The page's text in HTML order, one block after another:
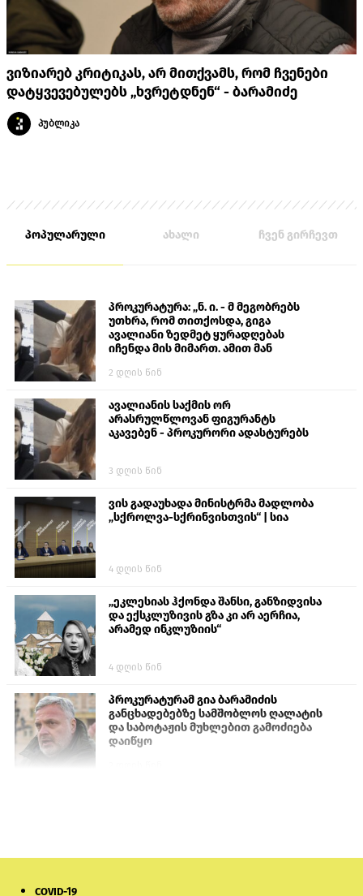
ვიზიარებ კრიტიკას, არ მითქვამს, რომ ჩვენები
დატყვევებულებს „ხვრეტდნენ“ - ბარამიძე
პუბლიკა
პოპულარული ახალი ჩვენ გირჩევთ
პროკურატურა: „ნ. ი. - მ მეგობრებს
უთხრა, რომ თითქოსდა, გიგა
ავალიანი ზედმეტ ყურადღებას
იჩენდა მის მიმართ. ამით მან
თავს დასხმოდა გიგა ავალიანს“
2 დღის წინ
ავალიანის საქმის ორ
არასრულწლოვან ფიგურანტს
აკავებენ - პროკურორი ადასტურებს
3 დღის წინ
ვის გადაუხადა მინისტრმა მადლობა
„სქროლვა-სქრინვისთვის“ | სია
4 დღის წინ
„ეკლესიას ჰქონდა შანსი, განზიდვისა
და ექსკლუზივის გზა კი არ აერჩია,
არამედ ინკლუზიის“
4 დღის წინ
პროკურატურამ გია ბარამიძის
განცხადებებზე სამშობლოს ღალატის
და საბოტაჟის მუხლებით გამოძიება
დაიწყო
COVID-19